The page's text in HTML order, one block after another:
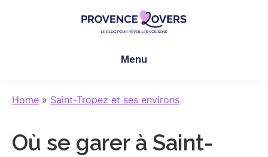
sens
-
Menu
Home » Saint-Tropez et ses environs
Où se garer à Saint-